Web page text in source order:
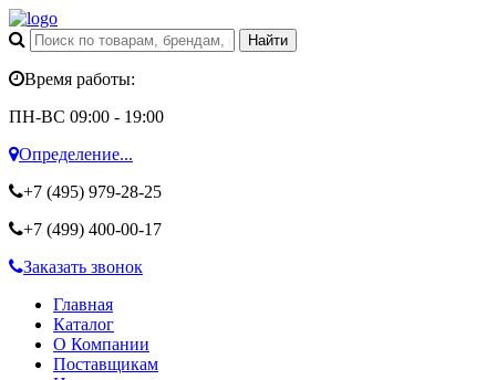
Время работы:
ПН-ВС 09:00 - 19:00
Определение...
+7 (495) 979-28-25
+7 (499) 400-00-17
Заказать звонок
Главная
Каталог
О Компании
Поставщикам